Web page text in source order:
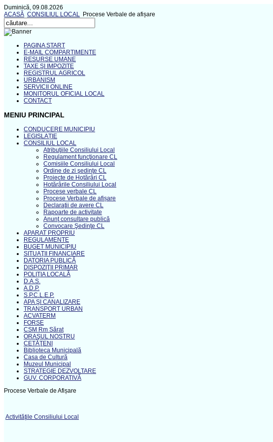
Duminică, 09.08.2026
ACASĂ CONSILIUL LOCAL Procese Verbale de afișare
PAGINA START
E-MAIL COMPARTIMENTE
RESURSE UMANE
TAXE ŞI IMPOZITE
REGISTRUL AGRICOL
URBANISM
SERVICII ONLINE
MONITORUL OFICIAL LOCAL
CONTACT
MENIU PRINCIPAL
CONDUCERE MUNICIPIU
LEGISLAȚIE
CONSILIUL LOCAL
Atribuţiile Consiliului Local
Regulament funcţionare CL
Comisiile Consiliului Local
Ordine de zi şedinţe CL
Proiecte de Hotărâri CL
Hotărârile Consiliului Local
Procese verbale CL
Procese Verbale de afișare
Declaraţii de avere CL
Rapoarte de activitate
Anunţ consultare publică
Convocare Şedinţe CL
APARAT PROPRIU
REGULAMENTE
BUGET MUNICIPIU
SITUAŢII FINANCIARE
DATORIA PUBLICĂ
DISPOZIŢII PRIMAR
POLIŢIA LOCALĂ
D.A.S.
A.D.P.
S.P.C.L.E.P.
APA ŞI CANALIZARE
TRANSPORT URBAN
ACVATERM
FORSE
CSM Rm Sărat
ORAŞUL NOSTRU
CETĂŢENI
Biblioteca Municipală
Casa de Cultură
Muzeul Municipal
STRATEGIE DEZVOLTARE
GUV. CORPORATIVĂ
Procese Verbale de Afișare
Activităţile Consiliului Local